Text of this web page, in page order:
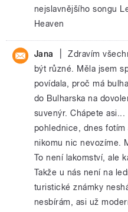
nejslavnějšího songu
Heaven
Jana
Zdravím
být různé. Měla jsem
povídala, proč má
do Bulharska na
suvenýr. Chápete
pohlednice, dnes
nikomu nic nevozíme.
To není lakomství, ale
Takže u nás není na
turistické známky
nesbírám, asi už